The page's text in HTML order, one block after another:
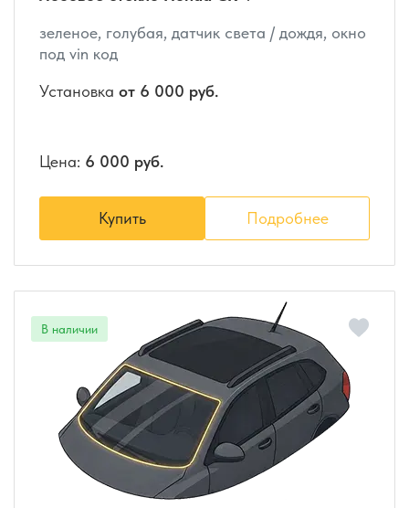
зеленое, голубая, датчик света / дождя, окно
под vin код
Установка от 6 000 руб.
Цена: 6 000 руб.
Купить Подробнее